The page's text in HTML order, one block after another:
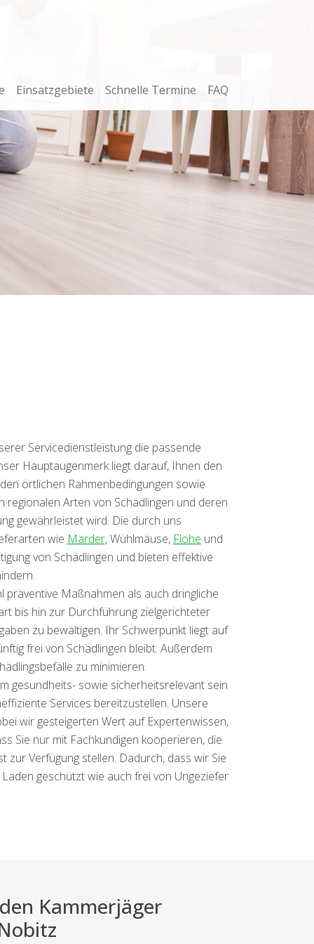
Einsatzgebiete Schnelle Termine FAQ
Servicedienstleistung die passende
Hauptaugenmerk liegt darauf, Ihnen den
örtlichen Rahmenbedingungen sowie
Arten von Schädlingen und deren
gewährleistet wird. Die durch uns
wie Marder, Wühlmäuse, Flöhe und
von Schädlingen und bieten effektive
Maßnahmen als auch dringliche
bis hin zur Durchführung zielgerichteter
zu bewältigen. Ihr Schwerpunkt liegt auf
frei von Schädlingen bleibt. Außerdem
zu minimieren.
gesundheits- sowie sicherheitsrelevant sein
Services bereitzustellen. Unsere
wir gesteigerten Wert auf Expertenwissen,
Sie nur mit Fachkundigen kooperieren, die
Verfügung stellen. Dadurch, dass wir Sie
geschützt wie auch frei von Ungeziefer
Kammerjäger